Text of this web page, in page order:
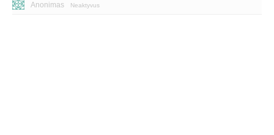
Anonimas Neaktyvus